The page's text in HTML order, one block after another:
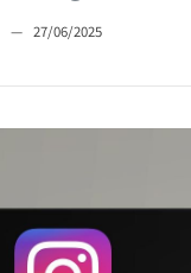
— 27/06/2025